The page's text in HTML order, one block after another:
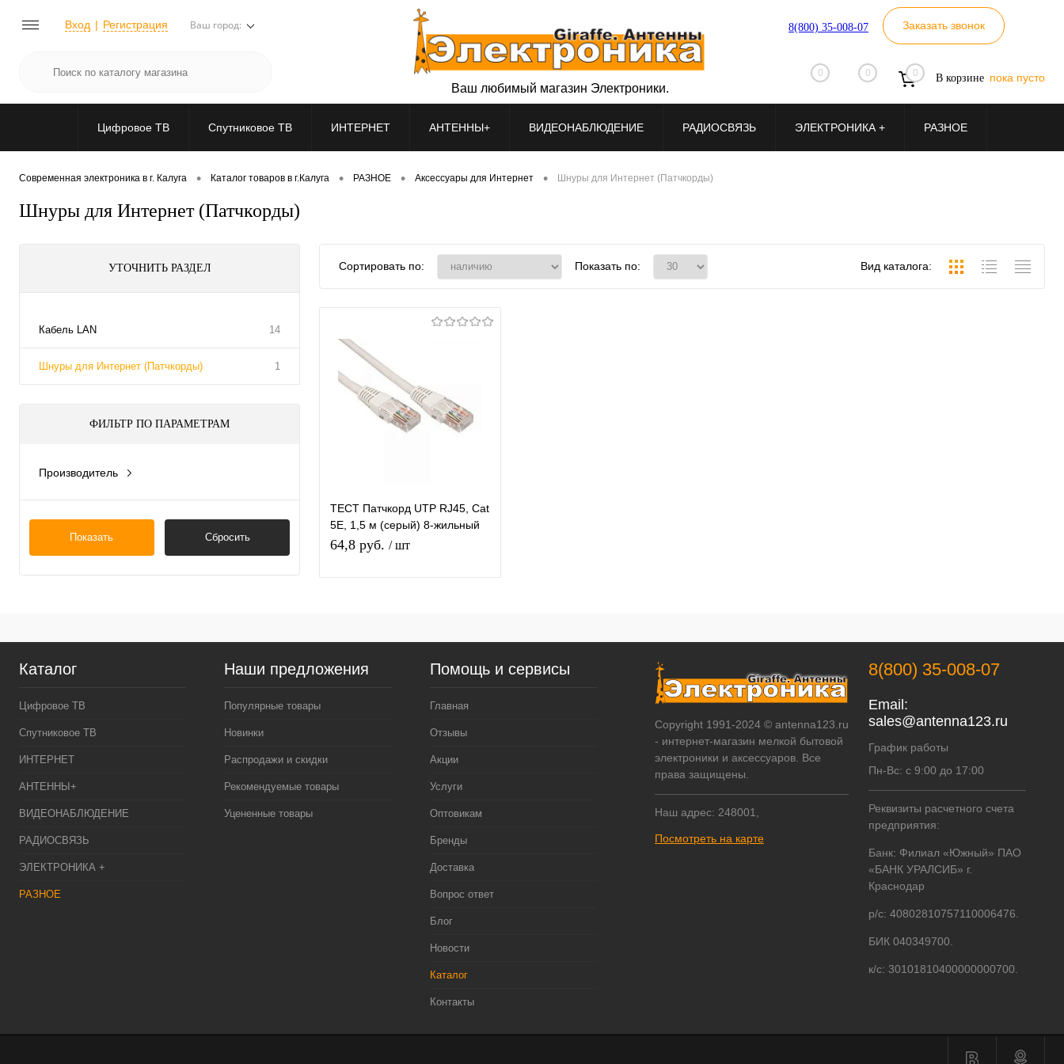
Вход Регистрация Ваш город: 8(800) 35-008-07 Заказать звонок
0 0 0 В корзине пока пусто
Ваш любимый магазин Электроники.
Цифровое ТВ Спутниковое ТВ ИНТЕРНЕТ АНТЕННЫ+ ВИДЕОНАБЛЮДЕНИЕ РАДИОСВЯЗЬ ЭЛЕКТРОНИКА + РАЗНОЕ
Современная электроника в г. Калуга • Каталог товаров в г.Калуга • РАЗНОЕ • Аксессуары для Интернет • Шнуры для Интернет (Патчкорды)
Шнуры для Интернет (Патчкорды)
УТОЧНИТЬ РАЗДЕЛ
Кабель LAN 14
Шнуры для Интернет (Патчкорды) 1
ФИЛЬТР ПО ПАРАМЕТРАМ
Производитель
Показать Сбросить
Сортировать по: Показать по: Вид каталога:
ТЕСТ Патчкорд UTP RJ45, Cat
5E, 1,5 м (серый) 8-жильный
шнур
64,8 руб. / шт
Купить в 1
К
сравнению
Каталог
Цифровое ТВ
Спутниковое ТВ
ИНТЕРНЕТ
АНТЕННЫ+
ВИДЕОНАБЛЮДЕНИЕ
РАДИОСВЯЗЬ
ЭЛЕКТРОНИКА +
РАЗНОЕ
Наши предложения
Популярные товары
Новинки
Распродажи и скидки
Рекомендуемые товары
Уцененные товары
Помощь и сервисы
Главная
Отзывы
Акции
Услуги
Оптовикам
Бренды
Доставка
Вопрос ответ
Блог
Новости
Каталог
Контакты
Copyright 1991-2024 © antenna123.ru
- интернет-магазин мелкой бытовой
электроники и аксессуаров. Все
права защищены.
Наш адрес: 248001,
Посмотреть на карте
8(800) 35-008-07
Email:
sales@antenna123.ru
График работы
Пн-Вс: с 9:00 до 17:00
Реквизиты расчетного счета
предприятия:
Банк: Филиал «Южный» ПАО
«БАНК УРАЛСИБ» г.
Краснодар
р/с: 40802810757110006476.
БИК 040349700.
к/с: 30101810400000000700.